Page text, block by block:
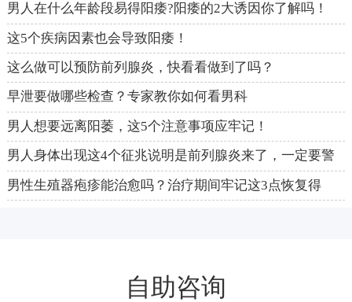
男人在什么年龄段易得阳痿?阳痿的2大诱因你了解吗！
这5个疾病因素也会导致阳痿！
这么做可以预防前列腺炎，快看看做到了吗？
早泄要做哪些检查？专家教你如何看男科
男人想要远离阳萎，这5个注意事项应牢记！
男人身体出现这4个征兆说明是前列腺炎来了，一定要警
惕！
男性生殖器疱疹能治愈吗？治疗期间牢记这3点恢复得
自助咨询